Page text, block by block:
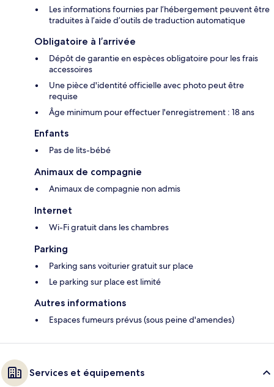
Les informations fournies par l’hébergement peuvent être
traduites à l’aide d’outils de traduction automatique
Obligatoire à l’arrivée
Dépôt de garantie en espèces obligatoire pour les frais
accessoires
Une pièce d'identité officielle avec photo peut être
requise
Âge minimum pour effectuer l'enregistrement : 18 ans
Enfants
Pas de lits-bébé
Animaux de compagnie
Animaux de compagnie non admis
Internet
Wi-Fi gratuit dans les chambres
Parking
Parking sans voiturier gratuit sur place
Le parking sur place est limité
Autres informations
Espaces fumeurs prévus (sous peine d'amendes)
Services et équipements